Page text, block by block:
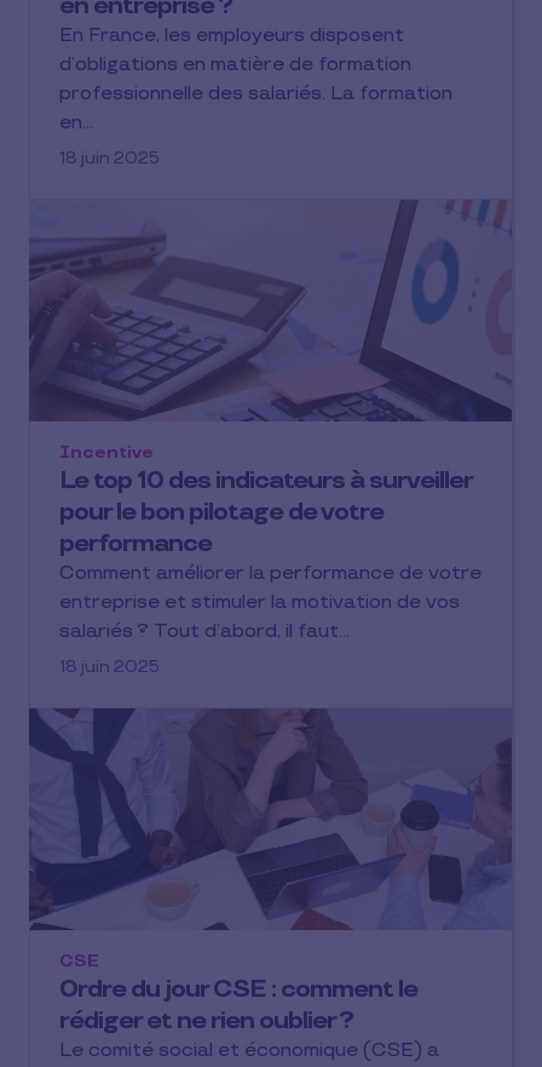
en entreprise ?
En France, les employeurs disposent
d’obligations en matière de formation
professionnelle des salariés. La formation
en…
18 juin 2025
Le top 10 des indicateurs à surveiller
pour le bon pilotage de votre
performance
Incentive
Comment améliorer la performance de votre
entreprise et stimuler la motivation de vos
salariés ? Tout d’abord, il faut…
18 juin 2025
Ordre du jour CSE : comment le
rédiger et ne rien oublier ?
CSE
Le comité social et économique (CSE) a